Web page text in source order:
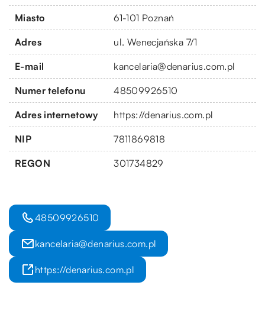
Miasto 61-101 Poznań
Adres ul. Wenecjańska 7/1
E-mail kancelaria@denarius.com.pl
Numer telefonu 48509926510
Adres internetowy https://denarius.com.pl
NIP 7811869818
REGON 301734829
48509926510
kancelaria@denarius.com.pl
https://denarius.com.pl